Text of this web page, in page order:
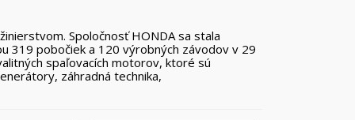
Spoločnosť HONDA sa stala
319 pobočiek a 120 výrobných závodov v 29
spaľovacích motorov, ktoré sú
záhradná technika,